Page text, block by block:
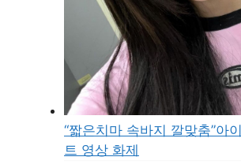
“짧은치마 속바지 깔맞춤”아
트 영상 화제